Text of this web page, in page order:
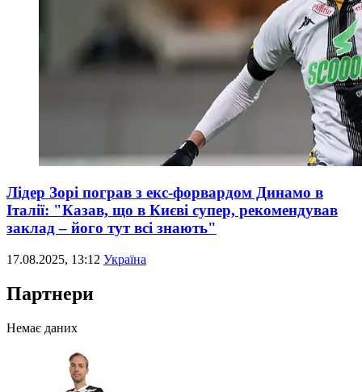
Лідер Зорі пограв з екс-форвардом Динамо в
Італії: "Казав, що в Києві супер, рекомендував
заклад – його тут всі знають"
17.08.2025, 13:12 Україна
Партнери
Немає даних